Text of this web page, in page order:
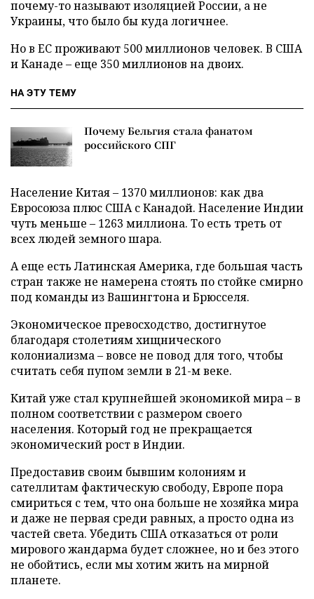
почему-то называют изоляцией России, а не
Украины, что было бы куда логичнее.
Но в ЕС проживают 500 миллионов человек. В США
и Канаде – еще 350 миллионов на двоих.
НА ЭТУ ТЕМУ
Почему Бельгия стала фанатом
российского СПГ
Население Китая – 1370 миллионов: как два
Евросоюза плюс США с Канадой. Население Индии
чуть меньше – 1263 миллиона. То есть треть от
всех людей земного шара.
А еще есть Латинская Америка, где большая часть
стран также не намерена стоять по стойке смирно
под команды из Вашингтона и Брюсселя.
Экономическое превосходство, достигнутое
благодаря столетиям хищнического
колониализма – вовсе не повод для того, чтобы
считать себя пупом земли в 21-м веке.
Китай уже стал крупнейшей экономикой мира – в
полном соответствии с размером своего
населения. Который год не прекращается
экономический рост в Индии.
Предоставив своим бывшим колониям и
сателлитам фактическую свободу, Европе пора
смириться с тем, что она больше не хозяйка мира
и даже не первая среди равных, а просто одна из
частей света. Убедить США отказаться от роли
мирового жандарма будет сложнее, но и без этого
не обойтись, если мы хотим жить на мирной
планете.